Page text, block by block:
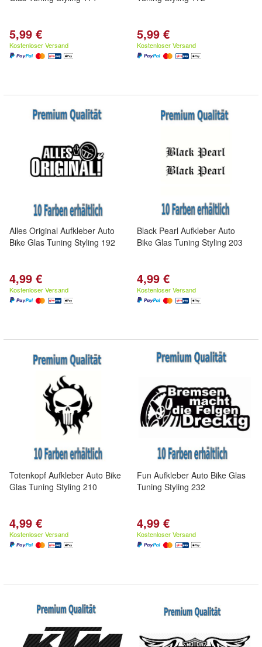
5,99 €
Kostenloser Versand
5,99 €
Kostenloser Versand
Alles Original Aufkleber Auto
Bike Glas Tuning Styling 192
4,99 €
Kostenloser Versand
Black Pearl Aufkleber Auto
Bike Glas Tuning Styling 203
4,99 €
Kostenloser Versand
Totenkopf Aufkleber Auto Bike
Glas Tuning Styling 210
4,99 €
Kostenloser Versand
Fun Aufkleber Auto Bike Glas
Tuning Styling 232
4,99 €
Kostenloser Versand